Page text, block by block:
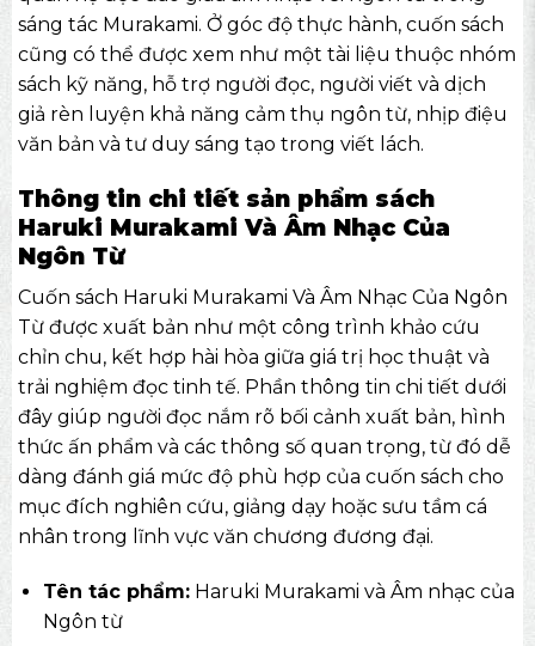
sáng tác Murakami. Ở góc độ thực hành, cuốn sách
cũng có thể được xem như một tài liệu thuộc nhóm
sách kỹ năng, hỗ trợ người đọc, người viết và dịch
giả rèn luyện khả năng cảm thụ ngôn từ, nhịp điệu
văn bản và tư duy sáng tạo trong viết lách.
Thông tin chi tiết sản phẩm sách
Haruki Murakami Và Âm Nhạc Của
Ngôn Từ
Cuốn sách Haruki Murakami Và Âm Nhạc Của Ngôn
Từ được xuất bản như một công trình khảo cứu
chỉn chu, kết hợp hài hòa giữa giá trị học thuật và
trải nghiệm đọc tinh tế. Phần thông tin chi tiết dưới
đây giúp người đọc nắm rõ bối cảnh xuất bản, hình
thức ấn phẩm và các thông số quan trọng, từ đó dễ
dàng đánh giá mức độ phù hợp của cuốn sách cho
mục đích nghiên cứu, giảng dạy hoặc sưu tầm cá
nhân trong lĩnh vực văn chương đương đại.
Tên tác phẩm:Haruki Murakami và Âm nhạc của
Ngôn từ